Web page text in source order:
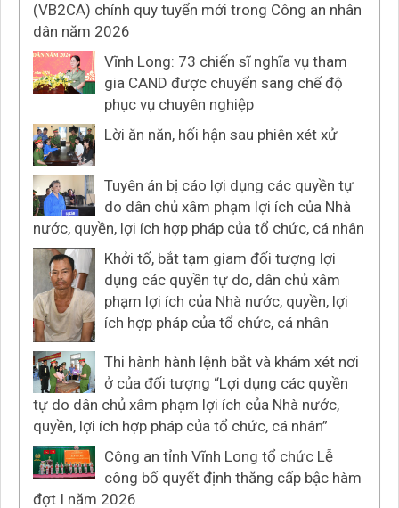
(VB2CA) chính quy tuyển mới trong Công an nhân
dân năm 2026
Vĩnh Long: 73 chiến sĩ nghĩa vụ tham
gia CAND được chuyển sang chế độ
phục vụ chuyên nghiệp
Lời ăn năn, hối hận sau phiên xét xử
Tuyên án bị cáo lợi dụng các quyền tự
do dân chủ xâm phạm lợi ích của Nhà
nước, quyền, lợi ích hợp pháp của tổ chức, cá nhân
Khởi tố, bắt tạm giam đối tượng lợi
dụng các quyền tự do, dân chủ xâm
phạm lợi ích của Nhà nước, quyền, lợi
ích hợp pháp của tổ chức, cá nhân
Thi hành hành lệnh bắt và khám xét nơi
ở của đối tượng “Lợi dụng các quyền
tự do dân chủ xâm phạm lợi ích của Nhà nước,
quyền, lợi ích hợp pháp của tổ chức, cá nhân”
Công an tỉnh Vĩnh Long tổ chức Lễ
công bố quyết định thăng cấp bậc hàm
đợt I năm 2026